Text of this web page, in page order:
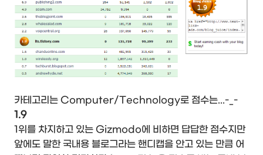
카테고리는 Computer/Technology로 점수는...-_-
1.9
1위를 차지하고 있는 Gizmodo에 비하면 답답한 점수지만
앞에도 말한 국내용 블로그라는 핸디캡을 안고 있는 만큼 어